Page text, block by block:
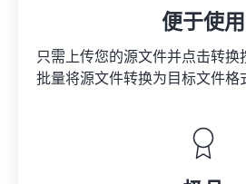
便于使用
只需上传您的源文件并点击转换
批量将源文件转换为目标文件格